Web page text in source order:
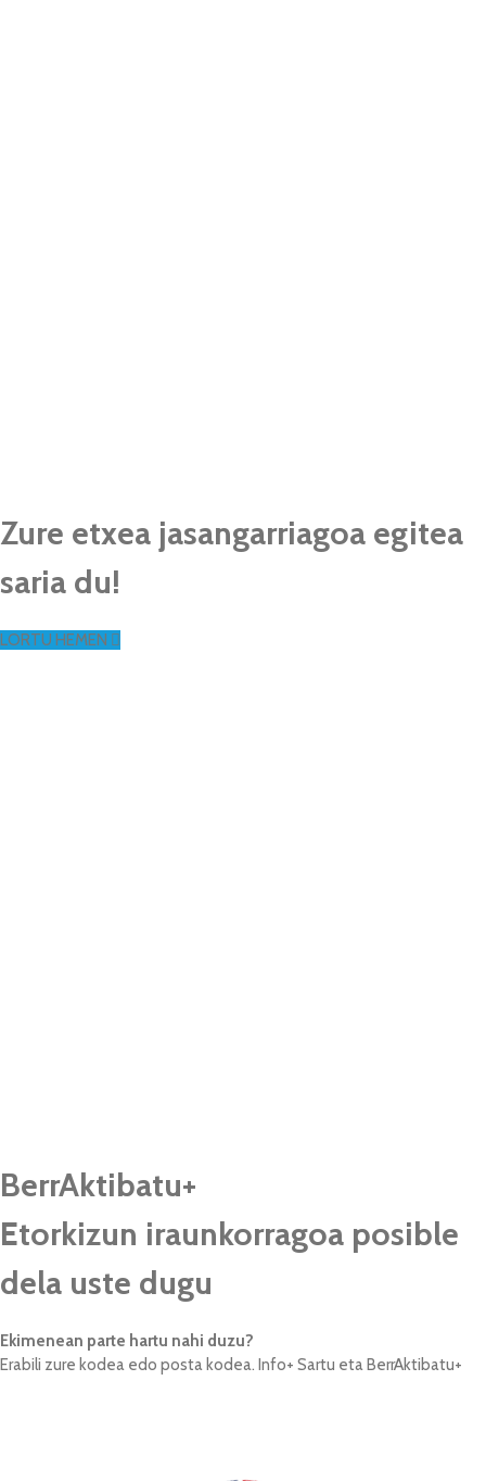
Zure etxea jasangarriagoa egitea
saria du!
LORTU HEMEN
BerrAktibatu+
Etorkizun iraunkorragoa posible
dela uste dugu
Ekimenean parte hartu nahi duzu?
Erabili zure kodea edo posta kodea. Info+ Sartu eta BerrAktibatu+